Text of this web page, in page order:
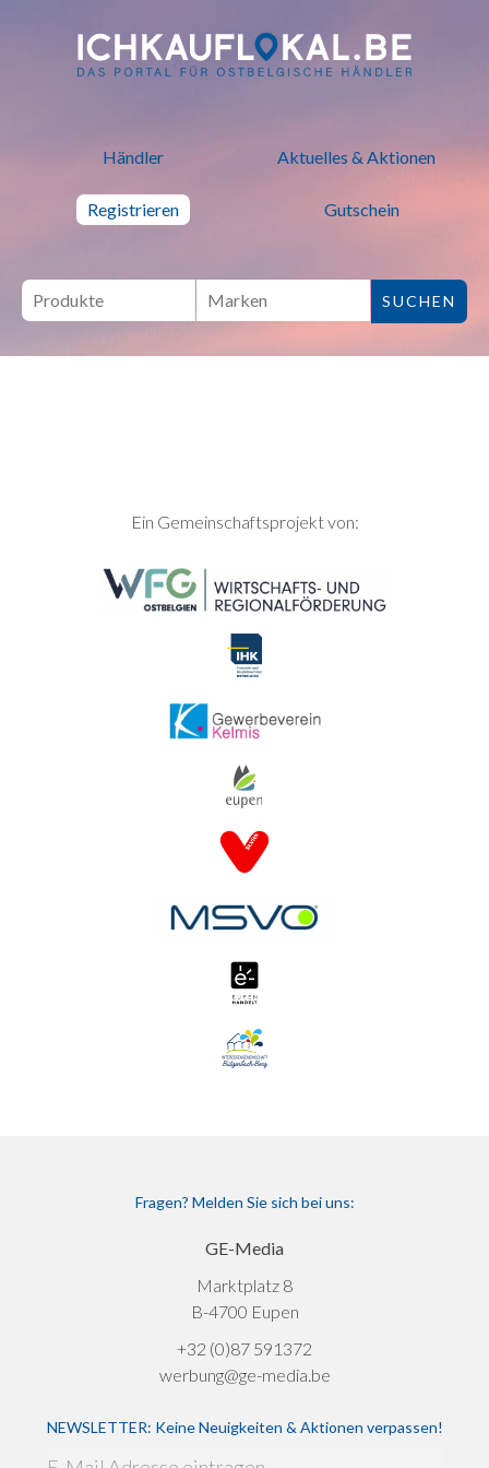
ich kauf lokal - Bei lokalen
Händler Aktuelles & Aktionen
Registrieren Gutschein
SEITENFUSSEin Gemeinschaftsprojekt von:
Fragen? Melden Sie sich bei uns:
GE-Media
Marktplatz 8
B-4700 Eupen
+32 (0)87 591372
werbung@ge-media.be
NEWSLETTER: Keine Neuigkeiten & Aktionen verpassen!